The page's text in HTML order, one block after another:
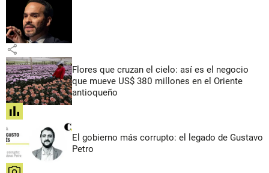
share
Flores que cruzan el cielo: así es el negocio
que mueve US$ 380 millones en el Oriente
antioqueño
share
El gobierno más corrupto: el legado de Gustavo
Petro